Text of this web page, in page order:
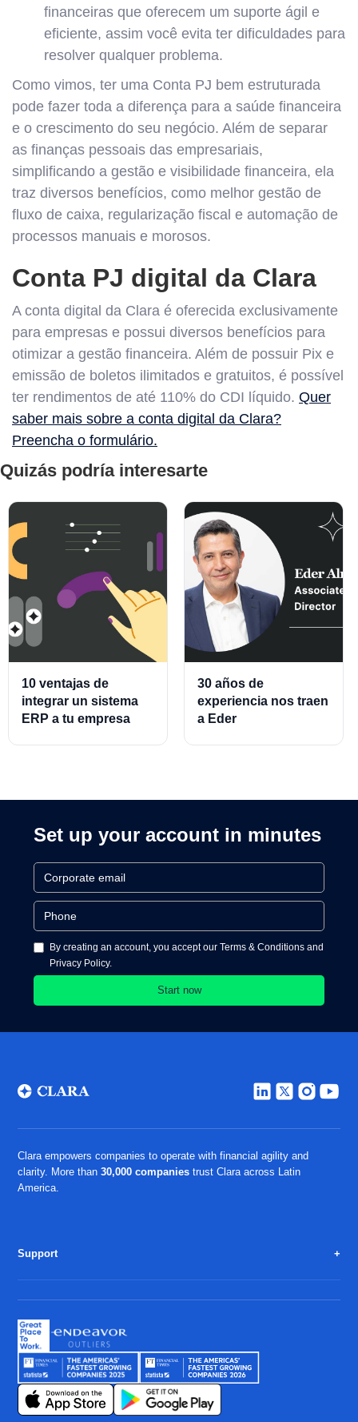
financeiras que oferecem um suporte ágil e
eficiente, assim você evita ter dificuldades para
resolver qualquer problema.
Como vimos, ter uma Conta PJ bem estruturada
pode fazer toda a diferença para a saúde financeira
e o crescimento do seu negócio. Além de separar
as finanças pessoais das empresariais,
simplificando a gestão e visibilidade financeira, ela
traz diversos benefícios, como melhor gestão de
fluxo de caixa, regularização fiscal e automação de
processos manuais e morosos.
Conta PJ digital da Clara
A conta digital da Clara é oferecida exclusivamente
para empresas e possui diversos benefícios para
otimizar a gestão financeira. Além de possuir Pix e
emissão de boletos ilimitados e gratuitos, é possível
ter rendimentos de até 110% do CDI líquido. Quer
saber mais sobre a conta digital da Clara?
Preencha o formulário.
Quizás podría interesarte
10 ventajas de
integrar un sistema
ERP a tu empresa
30 años de
experiencia nos traen
a Eder
Set up your account in minutes
By creating an account, you accept our Terms & Conditions and
Privacy Policy.
Clara empowers companies to operate with financial agility and
clarity. More than30,000 companiestrust Clara across Latin
America.
Support